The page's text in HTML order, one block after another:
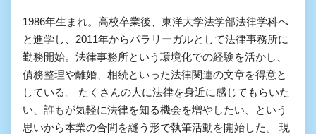
1986年生まれ。高校卒業後、東洋大学法学部法律学科へ
と進学し、2011年からパラリーガルとして法律事務所に
勤務開始。法律事務所という環境化での経験を活かし、
債務整理や離婚、相続といった法律関連の文章を得意と
している。 たくさんの人に法律を身近に感じてもらいた
い、誰もが気軽に法律を知る機会を増やしたい、という
思いから本業の合間を縫う形で執筆活動を開始した。 現